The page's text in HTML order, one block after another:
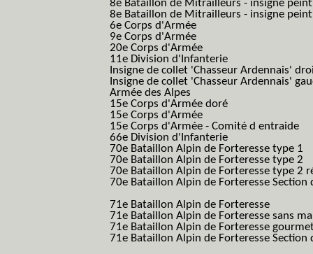
8e Bataillon de Mitrailleurs - insigne peint
8e Bataillon de Mitrailleurs - insigne
6e Corps d'Armée
9e Corps d'Armée
20e Corps d'Armée
11e Division d'Infanterie
Insigne de collet 'Chasseur Ardennais'
Insigne de collet 'Chasseur Ardennais'
Armée des Alpes
15e Corps d'Armée doré
15e Corps d'Armée
15e Corps d'Armée - Comité d entraide
66e Division d'Infanterie
70e Bataillon Alpin de Forteresse type 1
70e Bataillon Alpin de Forteresse type 2
70e Bataillon Alpin de Forteresse type 2
70e Bataillon Alpin de Forteresse
71e Bataillon Alpin de Forteresse
71e Bataillon Alpin de Forteresse sans
71e Bataillon Alpin de Forteresse
71e Bataillon Alpin de Forteresse